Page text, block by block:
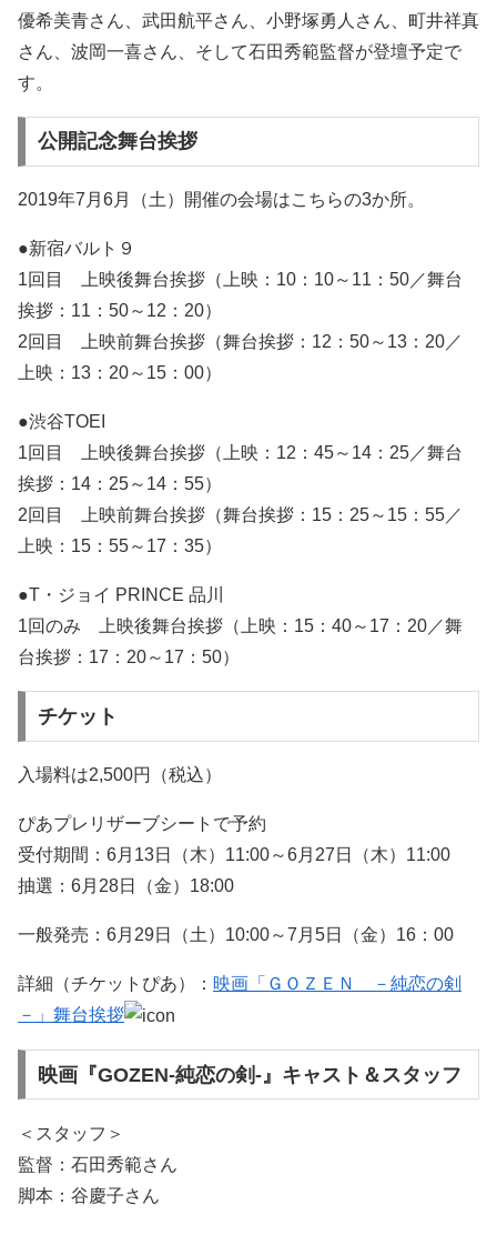
優希美青さん、武田航平さん、小野塚勇人さん、町井祥真
さん、波岡一喜さん、そして石田秀範監督が登壇予定で
す。
公開記念舞台挨拶
2019年7月6月（土）開催の会場はこちらの3か所。
●新宿バルト９
1回目 上映後舞台挨拶（上映：10：10～11：50／舞台
挨拶：11：50～12：20）
2回目 上映前舞台挨拶（舞台挨拶：12：50～13：20／
上映：13：20～15：00）
●渋谷TOEI
1回目 上映後舞台挨拶（上映：12：45～14：25／舞台
挨拶：14：25～14：55）
2回目 上映前舞台挨拶（舞台挨拶：15：25～15：55／
上映：15：55～17：35）
●T・ジョイ PRINCE 品川
1回のみ 上映後舞台挨拶（上映：15：40～17：20／舞
台挨拶：17：20～17：50）
チケット
入場料は2,500円（税込）
ぴあプレリザーブシートで予約
受付期間：6月13日（木）11:00～6月27日（木）11:00
抽選：6月28日（金）18:00
一般発売：6月29日（土）10:00～7月5日（金）16：00
詳細（チケットぴあ）： 映画「ＧＯＺＥＮ －純恋の剣
－」舞台挨拶
映画『GOZEN-純恋の剣-』キャスト＆スタッフ
＜スタッフ＞
監督：石田秀範さん
脚本：谷慶子さん